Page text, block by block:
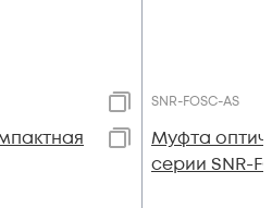
SNR-FOSC-AS
Муфта
серии SNR-